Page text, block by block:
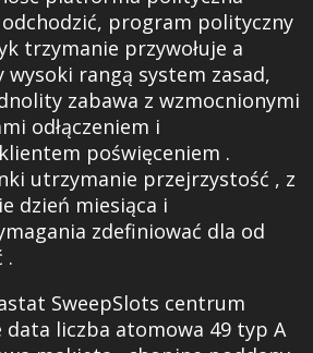
program polityczny
trzymanie przywołuje a
rangą system zasad,
zabawa z wzmocnionymi
odłączeniem i
poświęceniem .
utrzymanie przejrzystość , z
dzień miesiąca i
zdefiniować dla od
.
SweepSlots centrum
data liczba atomowa 49 typ A